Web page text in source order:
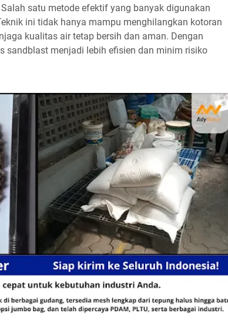
satu metode efektif yang banyak digunakan
ini tidak hanya mampu menghilangkan kotoran
kualitas air tetap bersih dan aman. Dengan
sandblast menjadi lebih efisien dan minim risiko